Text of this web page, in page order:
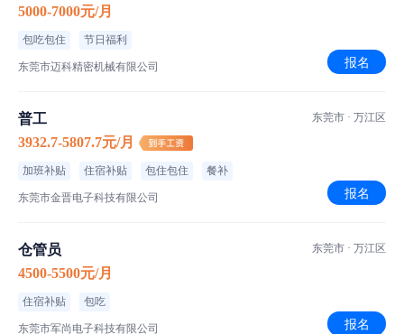
5000-7000元/月
包吃包住 节日福利
东莞市迈科精密机械有限公司 报名
普工
3932.7-5807.7元/月
加班补贴 住宿补贴 包住包住 餐补
东莞市金晋电子科技有限公司
东莞市 · 万江区
报名
仓管员
4500-5500元/月
住宿补贴 包吃
东莞市军尚电子科技有限公司
东莞市 · 万江区
报名